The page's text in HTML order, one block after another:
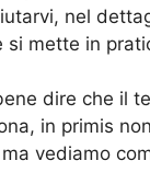
nel
si mette in
dire che il
in primis
vediamo